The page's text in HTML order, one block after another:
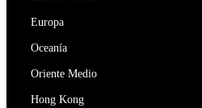
Europa
Oceanía
Oriente Medio
Hong Kong